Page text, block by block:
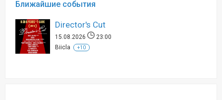
Ближайшие события
Director's Cut
15.08.2026
23:00
Biicla
+10